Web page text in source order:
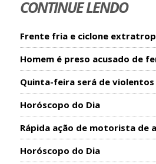
CONTINUE LENDO
Frente fria e ciclone
Homem é preso acusado de
Quinta-feira será de violentos
Horóscopo do Dia
Rápida ação de motorista de
Horóscopo do Dia